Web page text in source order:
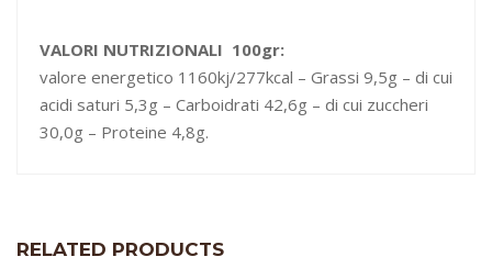
VALORI NUTRIZIONALI 100gr:
valore energetico 1160kj/277kcal – Grassi 9,5g – di cui
acidi saturi 5,3g – Carboidrati 42,6g – di cui zuccheri
30,0g – Proteine 4,8g.
RELATED PRODUCTS